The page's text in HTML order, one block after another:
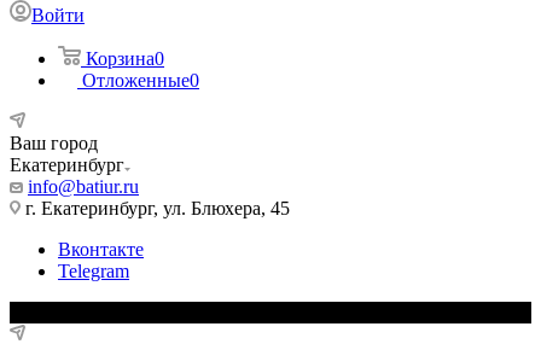
Войти
Корзина0
Отложенные0
Ваш город
Екатеринбург
info@batiur.ru
г. Екатеринбург, ул. Блюхера, 45
Вконтакте
Telegram